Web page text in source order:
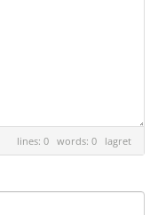
lines: 0 words: 0 lagret